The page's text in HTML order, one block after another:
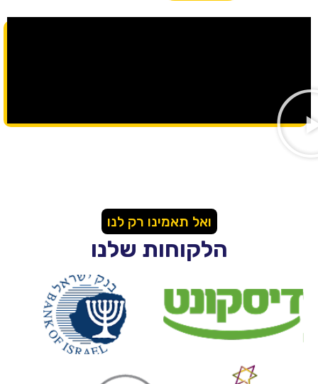
ואל תאמינו רק לנו
הלקוחות שלנו